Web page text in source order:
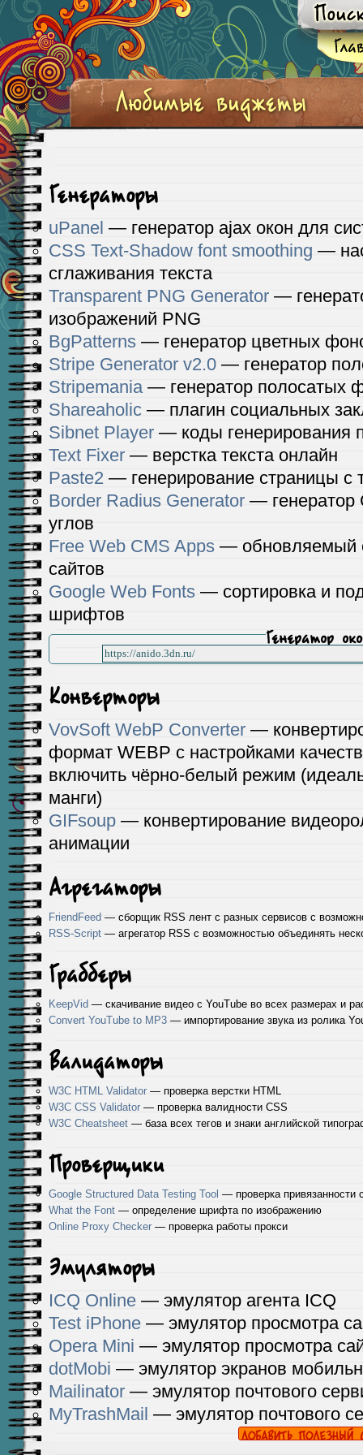
Генераторы
uPanel — генератор ajax окон для
CSS Text-Shadow font smoothing —
сглаживания текста
Transparent PNG Generator —
изображений PNG
BgPatterns — генератор цветных
Stripe Generator v2.0 — генератор
Stripemania— генератор полосатых
Shareaholic — плагин социальных
Sibnet Player — коды генерирования
Text Fixer — верстка текста онлайн
Paste2 — генерирование страницы с
Border Radius Generator — генератор
углов
Free Web CMS Apps — обновляемый
сайтов
Google Web Fonts — сортировка и
шрифтов
Генератор
Конверторы
VovSoft WebP Converter —
формат WEBP с настройками
включить чёрно-белый режим
манги)
GIFsoup — конвертирование
анимации
Агрегаторы
FriendFeed — сборщик RSS лент с разных сервисов с
RSS-Script — агрегатор RSS с возможностью объединять
Грабберы
KeepVid — скачивание видео с YouTube во всех размерах и
Convert YouTube to MP3 — импортирование звука из ролика
Валидаторы
W3C HTML Validator — проверка верстки HTML
W3C CSS Validator — проверка валидности CSS
W3C Cheatsheet — база всех тегов и знаки английской
Проверщики
Google Structured Data Testing Tool — проверка привязанности
What the Font — определение шрифта по изображению
Online Proxy Checker — проверка работы прокси
Эмуляторы
ICQ Online — эмулятор агента ICQ
Test iPhone — эмулятор просмотра
Opera Mini — эмулятор просмотра
dotMobi — эмулятор экранов
Mailinator — эмулятор почтового
MyTrashMail — эмулятор почтового